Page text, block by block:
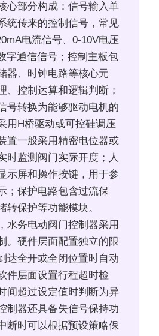
心部分构成：信号输入单
统传来的控制信号，常见
电流信号、0-10V电压
字通信信号；控制主板包
器、时钟电路等核心元
、控制运算和逻辑判断；
号转换为能够驱动电机的
用H桥驱动或可控硅调压
置一般采用精密电位器或
时监测阀门实际开度；人
示屏和操作按键，用于参
；保护电路包含过流保
转保护等功能模块。
水务电动阀门控制器采用
。硬件层面配置独立的限
达全开或全闭位置时自动
件层面设置行程超时检
间超过设定值时判断为异
制器还具备失信号保持功
断时可以根据预设策略保